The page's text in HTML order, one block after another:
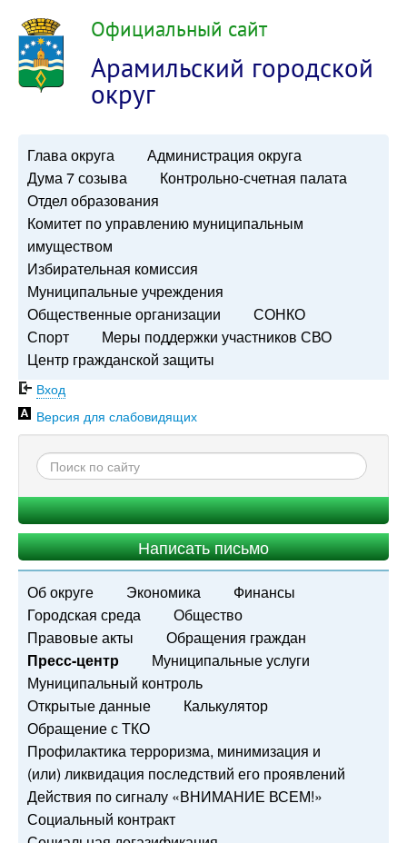
Официальный сайт
Арамильский городской
округ
Глава округа
Администрация округа
Дума 7 созыва
Контрольно-счетная палата
Отдел образования
Комитет по управлению муниципальным
имуществом
Избирательная комиссия
Муниципальные учреждения
Общественные организации
СОНКО
Спорт
Меры поддержки участников СВО
Центр гражданской защиты
Вход
Версия для слабовидящих
Написать письмо
Об округе Экономика
Финансы
Городская среда
Общество
Правовые акты
Обращения граждан
Пресс-центр
Муниципальные услуги
Муниципальный контроль
Открытые данные
Калькулятор
Обращение с ТКО
Профилактика терроризма, минимизация и
(или) ликвидация последствий его проявлений
Действия по сигналу «ВНИМАНИЕ ВСЕМ!»
Социальный контракт